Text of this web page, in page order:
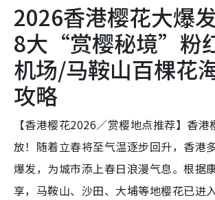
2026香港樱花大爆
8大“赏樱秘境”粉
机场/马鞍山百棵花
攻略
【香港樱花2026／赏樱地点推荐】香
放！随着立春将至气温逐步回升，香港
爆发，为城市添上春日浪漫气息。根据
享，马鞍山、沙田、大埔等地樱花已进